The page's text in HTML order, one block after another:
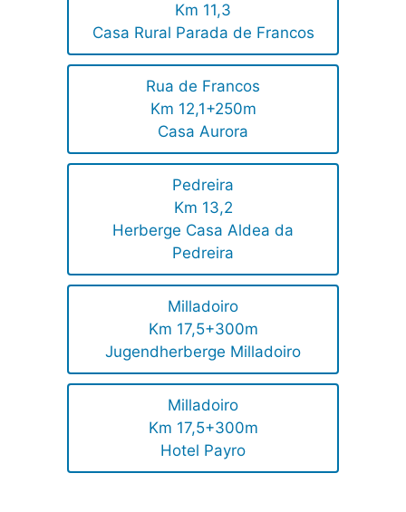
Km 11,3
Casa Rural Parada de Francos
Rua de Francos
Km 12,1+250m
Casa Aurora
Pedreira
Km 13,2
Herberge Casa Aldea da
Pedreira
Milladoiro
Km 17,5+300m
Jugendherberge Milladoiro
Milladoiro
Km 17,5+300m
Hotel Payro